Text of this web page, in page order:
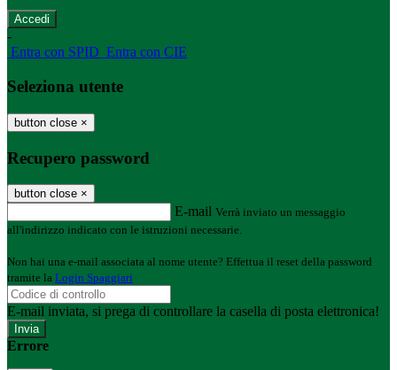
-
Entra con SPID Entra con CIE
Seleziona utente
button close ×
Recupero password
button close ×
E-mail Verrà inviato un messaggio
all'indirizzo indicato con le istruzioni necessarie.
Non hai una e-mail associata al nome utente? Effettua il reset della password
tramite la Login Spaggiari
E-mail inviata, si prega di controllare la casella di posta elettronica!
Errore